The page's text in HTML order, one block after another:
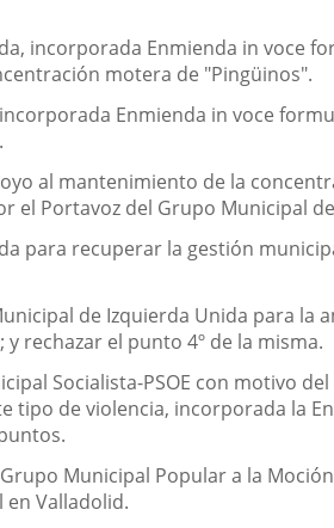
incorporada Enmienda in voce
motera de "Pingüinos".
incorporada Enmienda in voce
al mantenimiento de la
el Portavoz del Grupo Municipal
para recuperar la gestión
de Izquierda Unida para
rechazar el punto 4º de la misma.
Socialista-PSOE con motivo
de violencia, incorporada la
Municipal Popular a la
en Valladolid.